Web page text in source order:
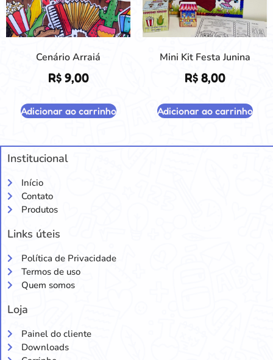
Cenário Arraiá
R$9,00
Adicionar ao carrinho
Mini Kit Festa Junina
R$8,00
Adicionar ao carrinho
Institucional
Início
Contato
Produtos
Links úteis
Política de Privacidade
Termos de uso
Quem somos
Loja
Painel do cliente
Downloads